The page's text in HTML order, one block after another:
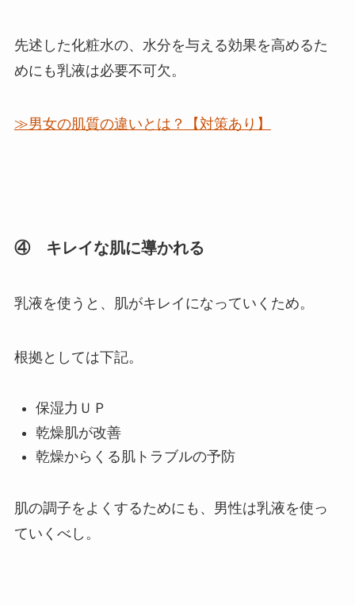
先述した化粧水の、水分を与える効果を高めるた
めにも乳液は必要不可欠。
≫男女の肌質の違いとは？【対策あり】
④ キレイな肌に導かれる
乳液を使うと、肌がキレイになっていくため。
根拠としては下記。
保湿力ＵＰ
乾燥肌が改善
乾燥からくる肌トラブルの予防
肌の調子をよくするためにも、男性は乳液を使っ
ていくべし。